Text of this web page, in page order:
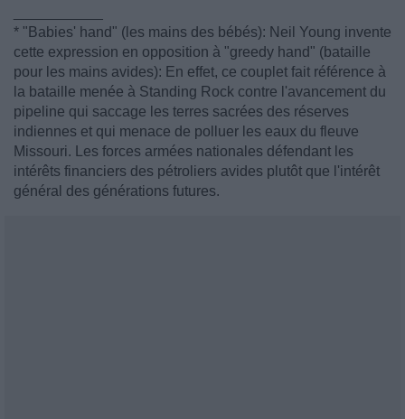
* "Babies' hand" (les mains des bébés): Neil Young invente
cette expression en opposition à "greedy hand" (bataille
pour les mains avides): En effet, ce couplet fait référence à
la bataille menée à Standing Rock contre l'avancement du
pipeline qui saccage les terres sacrées des réserves
indiennes et qui menace de polluer les eaux du fleuve
Missouri. Les forces armées nationales défendant les
intérêts financiers des pétroliers avides plutôt que l'intérêt
général des générations futures.